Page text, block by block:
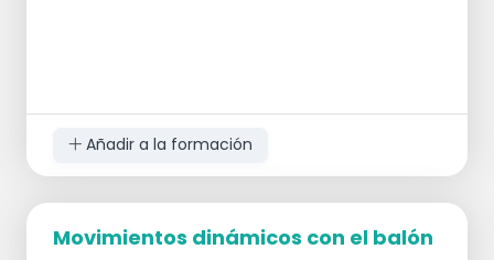
Añadir a la formación
Movimientos dinámicos con el balón